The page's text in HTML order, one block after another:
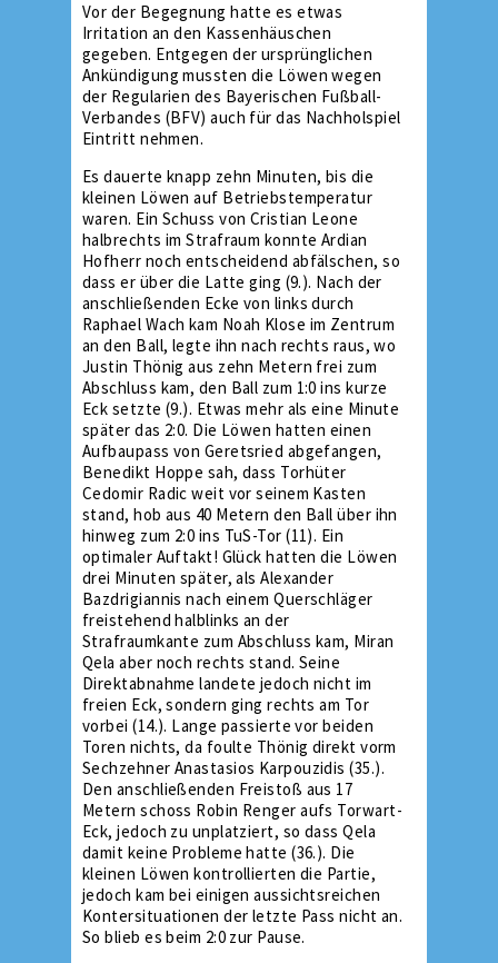
Vor der Begegnung hatte es etwas
Irritation an den Kassenhäuschen
gegeben. Entgegen der ursprünglichen
Ankündigung mussten die Löwen wegen
der Regularien des Bayerischen Fußball-
Verbandes (BFV) auch für das Nachholspiel
Eintritt nehmen.
Es dauerte knapp zehn Minuten, bis die
kleinen Löwen auf Betriebstemperatur
waren. Ein Schuss von Cristian Leone
halbrechts im Strafraum konnte Ardian
Hofherr noch entscheidend abfälschen, so
dass er über die Latte ging (9.). Nach der
anschließenden Ecke von links durch
Raphael Wach kam Noah Klose im Zentrum
an den Ball, legte ihn nach rechts raus, wo
Justin Thönig aus zehn Metern frei zum
Abschluss kam, den Ball zum 1:0 ins kurze
Eck setzte (9.). Etwas mehr als eine Minute
später das 2:0. Die Löwen hatten einen
Aufbaupass von Geretsried abgefangen,
Benedikt Hoppe sah, dass Torhüter
Cedomir Radic weit vor seinem Kasten
stand, hob aus 40 Metern den Ball über ihn
hinweg zum 2:0 ins TuS-Tor (11). Ein
optimaler Auftakt! Glück hatten die Löwen
drei Minuten später, als Alexander
Bazdrigiannis nach einem Querschläger
freistehend halblinks an der
Strafraumkante zum Abschluss kam, Miran
Qela aber noch rechts stand. Seine
Direktabnahme landete jedoch nicht im
freien Eck, sondern ging rechts am Tor
vorbei (14.). Lange passierte vor beiden
Toren nichts, da foulte Thönig direkt vorm
Sechzehner Anastasios Karpouzidis (35.).
Den anschließenden Freistoß aus 17
Metern schoss Robin Renger aufs Torwart-
Eck, jedoch zu unplatziert, so dass Qela
damit keine Probleme hatte (36.). Die
kleinen Löwen kontrollierten die Partie,
jedoch kam bei einigen aussichtsreichen
Kontersituationen der letzte Pass nicht an.
So blieb es beim 2:0 zur Pause.